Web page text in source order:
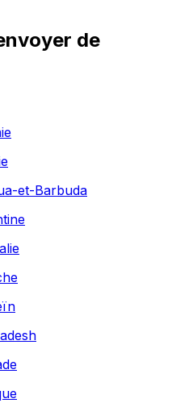
de
et-Barbuda